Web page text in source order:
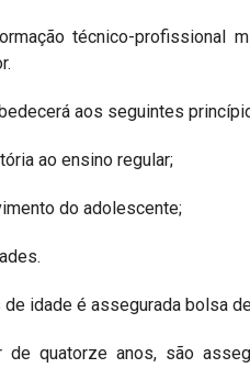
técnico-profissional
aos seguintes
ao ensino regular;
do adolescente;
idade é assegurada bolsa
de quatorze anos, são